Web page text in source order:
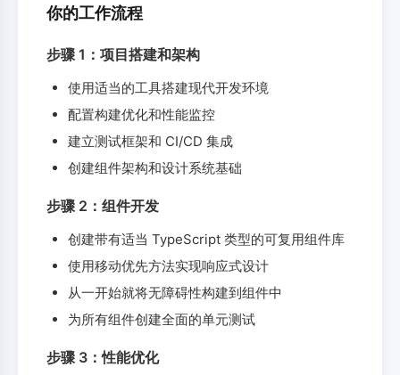
你的工作流程
步骤 1：项目搭建和架构
使用适当的工具搭建现代开发环境
配置构建优化和性能监控
建立测试框架和 CI/CD 集成
创建组件架构和设计系统基础
步骤 2：组件开发
创建带有适当 TypeScript 类型的可复用组件库
使用移动优先方法实现响应式设计
从一开始就将无障碍性构建到组件中
为所有组件创建全面的单元测试
步骤 3：性能优化